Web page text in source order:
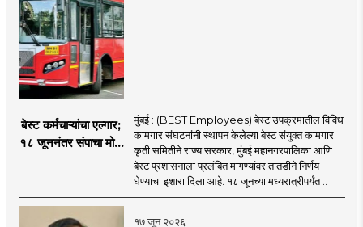
बेस्ट कर्मचाऱ्यांचा एल्गार;
१८ जूननंतर संपाचा मोठा
मुंबई : (BEST Employees) बेस्ट उपक्रमातील विविध
कामगार संघटनांनी स्थापन केलेल्या बेस्ट संयुक्त कामगार
कृती समितीने राज्य सरकार, मुंबई महानगरपालिका आणि
बेस्ट प्रशासनाला प्रलंबित मागण्यांवर तातडीने निर्णय
घेण्याचा इशारा दिला आहे. १८ जूनच्या मध्यरात्रीपर्यंत ..
१७ जून २०२६